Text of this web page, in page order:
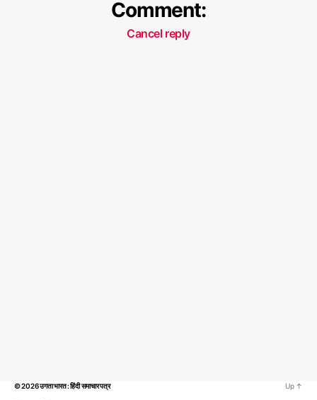
Comment:
Cancel reply
© 2026उगता भारत : हिंदी समाचार पत्र Up ↑